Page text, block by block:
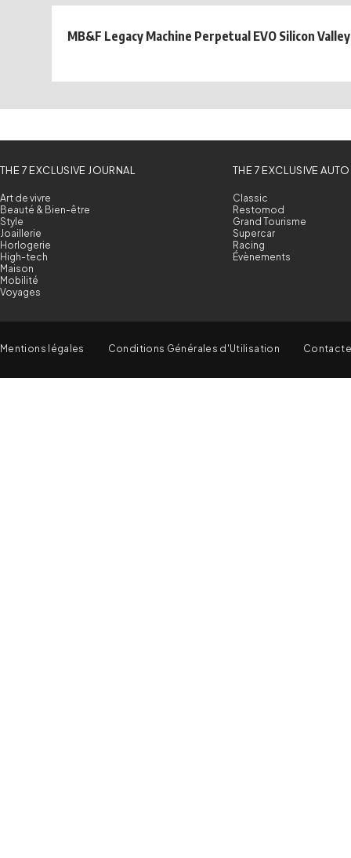
MB&F Legacy Machine Perpetual EVO Silicon
THE 7 EXCLUSIVE JOURNAL
Art de vivre
Beauté & Bien-être
Style
Joaillerie
Horlogerie
High-tech
Maison
Mobilité
Voyages
THE 7 EXCLUSIVE AUTO
Classic
Restomod
Grand Tourisme
Supercar
Racing
Évènements
Mentions légales Conditions Générales d'Utilisation